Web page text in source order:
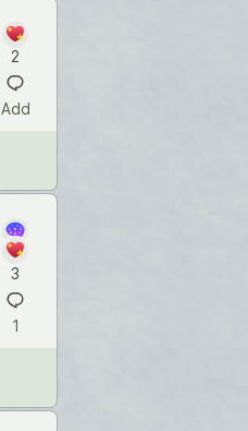
2
Add
3
1